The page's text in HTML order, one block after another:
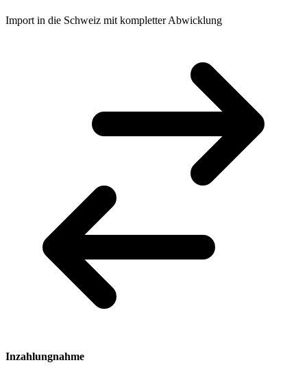
Import in die Schweiz mit kompletter Abwicklung
Inzahlungnahme